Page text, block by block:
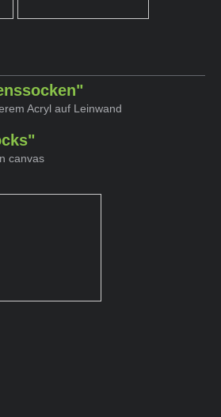
Acryl auf Leinwand
canvas